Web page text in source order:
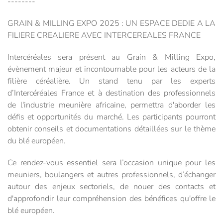
GRAIN & MILLING EXPO 2025 : UN ESPACE DEDIE A LA
FILIERE CREALIERE AVEC INTERCEREALES FRANCE
Intercéréales sera présent au Grain & Milling Expo,
évènement majeur et incontournable pour les acteurs de la
filière céréalière. Un stand tenu par les experts
d’Intercéréales France et à destination des professionnels
de l'industrie meunière africaine, permettra d'aborder les
défis et opportunités du marché. Les participants pourront
obtenir conseils et documentations détaillées sur le thème
du blé européen.
Ce rendez-vous essentiel sera l’occasion unique pour les
meuniers, boulangers et autres professionnels, d’échanger
autour des enjeux sectoriels, de nouer des contacts et
d'approfondir leur compréhension des bénéfices qu'offre le
blé européen.